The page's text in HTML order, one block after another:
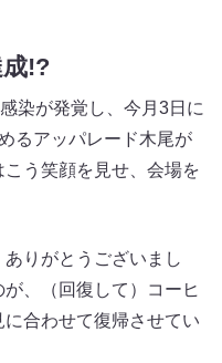
!?
染が発覚し、今月3日に
るアッパレード木尾が
う笑顔を見せ、会場を
ありがとうございまし
、（回復して）コーヒ
合わせて復帰させてい